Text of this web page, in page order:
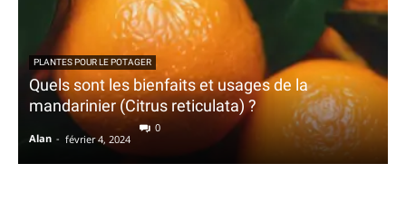
PLANTES POUR LE POTAGER
Quels sont les bienfaits et usages de la
mandarinier (Citrus reticulata) ?
Alan - février 4, 2024
0